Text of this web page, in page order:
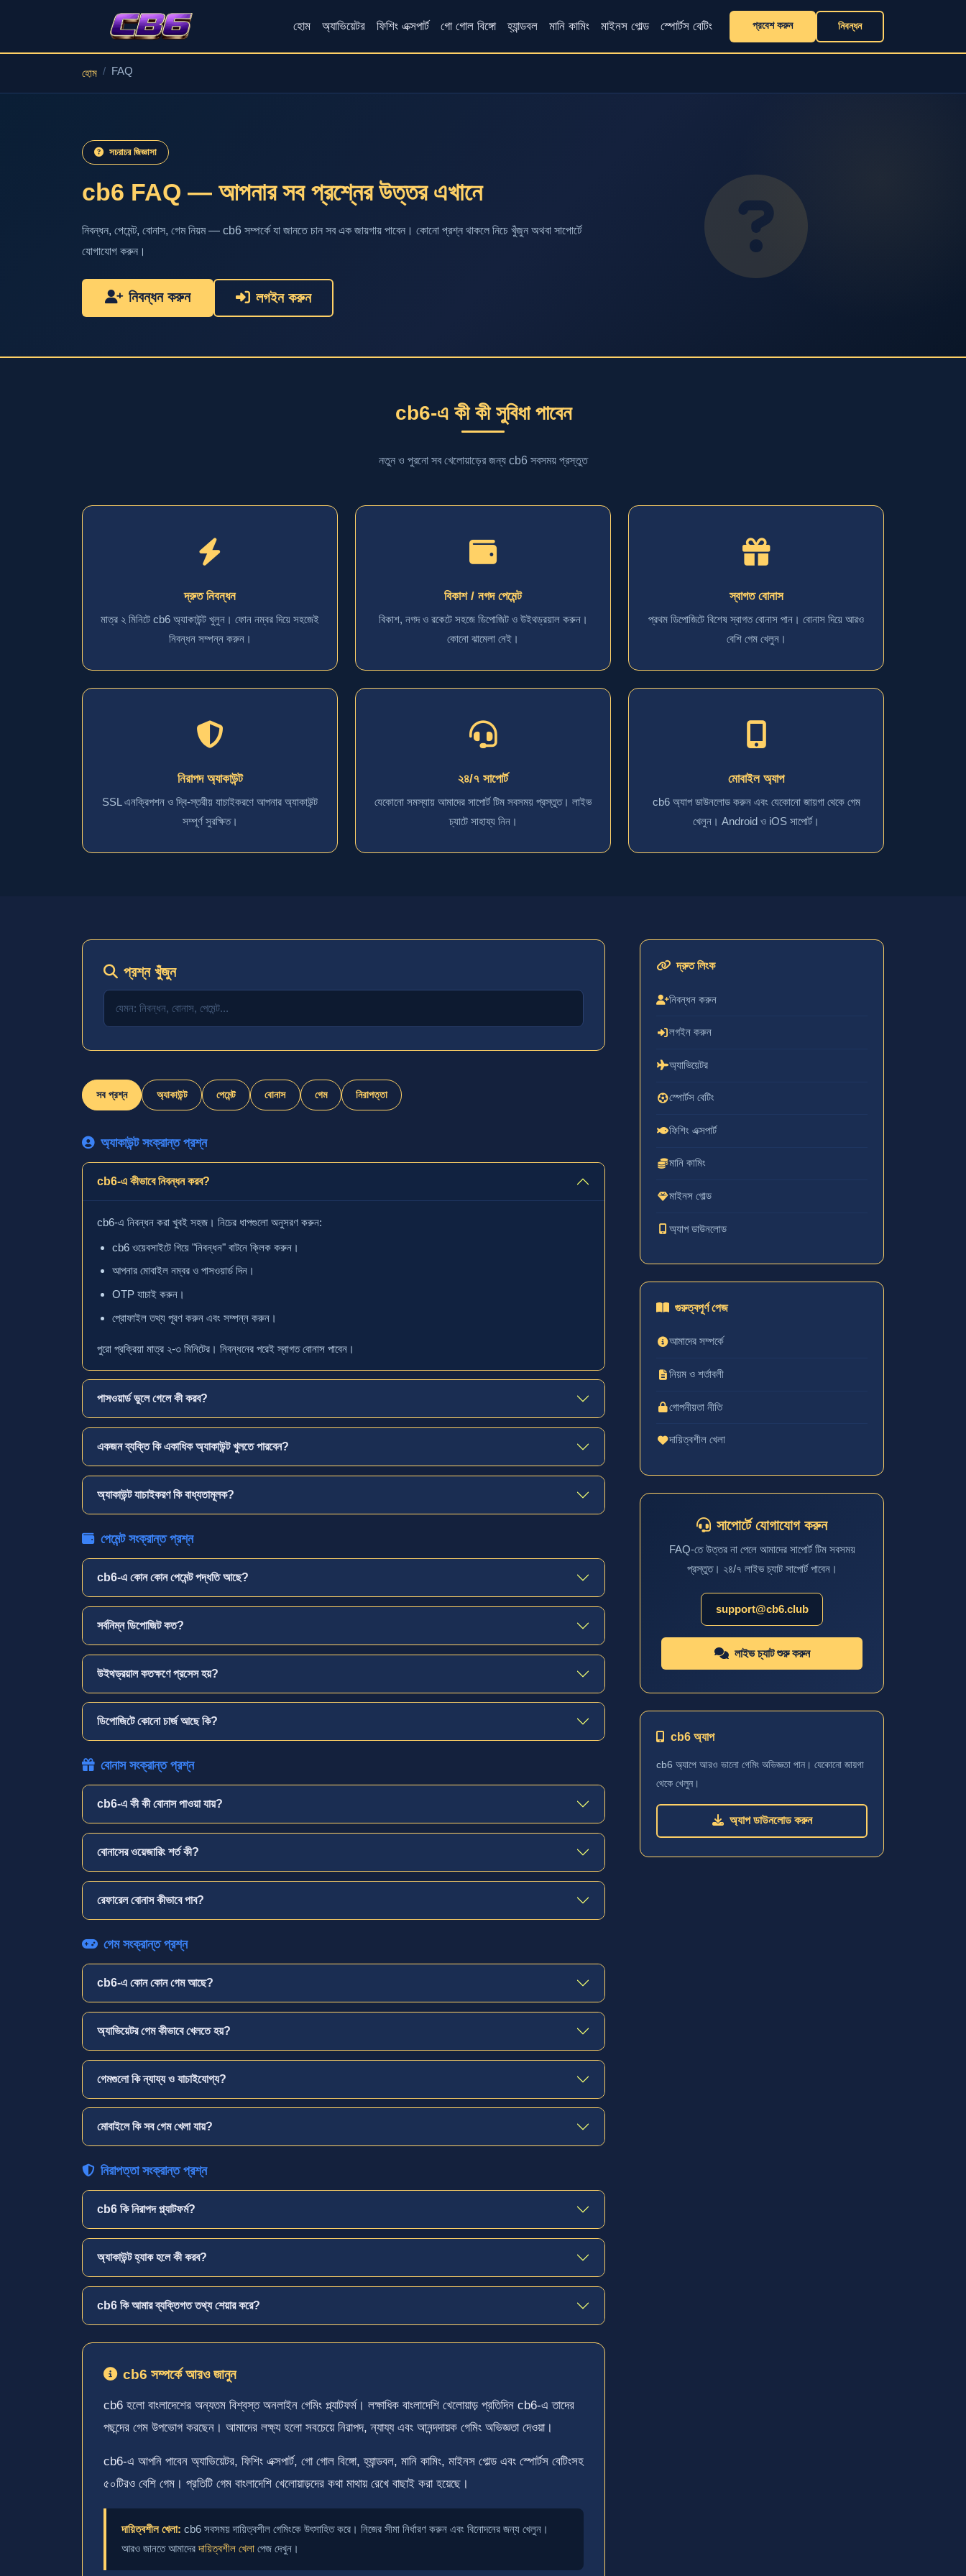
হোম অ্যাভিয়েটর ফিশিং এক্সপার্ট গো গোল বিঙ্গো হ্যান্ডবল মানি কামিং মাইনস গোল্ড স্পোর্টস বেটিং প্রবেশ করুন নিবন্ধন
হোম FAQ
সচরাচর জিজ্ঞাসা
cb6 FAQ — আপনার সব প্রশ্নের উত্তর এখানে
নিবন্ধন, পেমেন্ট, বোনাস, গেম নিয়ম — cb6 সম্পর্কে যা জানতে চান সব এক জায়গায় পাবেন। কোনো প্রশ্ন থাকলে নিচে খুঁজুন অথবা সাপোর্টে
যোগাযোগ করুন।
নিবন্ধন করুন লগইন করুন
cb6-এ কী কী সুবিধা পাবেন
নতুন ও পুরনো সব খেলোয়াড়ের জন্য cb6 সবসময় প্রস্তুত
দ্রুত নিবন্ধন
মাত্র ২ মিনিটে cb6 অ্যাকাউন্ট খুলুন। ফোন নম্বর দিয়ে সহজেই
নিবন্ধন সম্পন্ন করুন।
বিকাশ / নগদ পেমেন্ট
বিকাশ, নগদ ও রকেটে সহজে ডিপোজিট ও উইথড্রয়াল করুন।
কোনো ঝামেলা নেই।
স্বাগত বোনাস
প্রথম ডিপোজিটে বিশেষ স্বাগত বোনাস পান। বোনাস দিয়ে আরও
বেশি গেম খেলুন।
নিরাপদ অ্যাকাউন্ট
SSL এনক্রিপশন ও দ্বি-স্তরীয় যাচাইকরণে আপনার অ্যাকাউন্ট
সম্পূর্ণ সুরক্ষিত।
২৪/৭ সাপোর্ট
যেকোনো সমস্যায় আমাদের সাপোর্ট টিম সবসময় প্রস্তুত। লাইভ
চ্যাটে সাহায্য নিন।
মোবাইল অ্যাপ
cb6 অ্যাপ ডাউনলোড করুন এবং যেকোনো জায়গা থেকে গেম
খেলুন। Android ও iOS সাপোর্ট।
প্রশ্ন খুঁজুন
সব প্রশ্ন অ্যাকাউন্ট পেমেন্ট বোনাস গেম নিরাপত্তা
অ্যাকাউন্ট সংক্রান্ত প্রশ্ন
cb6-এ কীভাবে নিবন্ধন করব?
cb6-এ নিবন্ধন করা খুবই সহজ। নিচের ধাপগুলো অনুসরণ করুন:
cb6 ওয়েবসাইটে গিয়ে "নিবন্ধন" বাটনে ক্লিক করুন।
আপনার মোবাইল নম্বর ও পাসওয়ার্ড দিন।
OTP যাচাই করুন।
প্রোফাইল তথ্য পূরণ করুন এবং সম্পন্ন করুন।
পুরো প্রক্রিয়া মাত্র ২-৩ মিনিটের। নিবন্ধনের পরেই স্বাগত বোনাস পাবেন।
পাসওয়ার্ড ভুলে গেলে কী করব?
একজন ব্যক্তি কি একাধিক অ্যাকাউন্ট খুলতে পারবেন?
অ্যাকাউন্ট যাচাইকরণ কি বাধ্যতামূলক?
পেমেন্ট সংক্রান্ত প্রশ্ন
cb6-এ কোন কোন পেমেন্ট পদ্ধতি আছে?
সর্বনিম্ন ডিপোজিট কত?
উইথড্রয়াল কতক্ষণে প্রসেস হয়?
ডিপোজিটে কোনো চার্জ আছে কি?
বোনাস সংক্রান্ত প্রশ্ন
cb6-এ কী কী বোনাস পাওয়া যায়?
বোনাসের ওয়েজারিং শর্ত কী?
রেফারেল বোনাস কীভাবে পাব?
গেম সংক্রান্ত প্রশ্ন
cb6-এ কোন কোন গেম আছে?
অ্যাভিয়েটর গেম কীভাবে খেলতে হয়?
গেমগুলো কি ন্যায্য ও যাচাইযোগ্য?
মোবাইলে কি সব গেম খেলা যায়?
নিরাপত্তা সংক্রান্ত প্রশ্ন
cb6 কি নিরাপদ প্ল্যাটফর্ম?
অ্যাকাউন্ট হ্যাক হলে কী করব?
cb6 কি আমার ব্যক্তিগত তথ্য শেয়ার করে?
cb6 সম্পর্কে আরও জানুন
cb6 হলো বাংলাদেশের অন্যতম বিশ্বস্ত অনলাইন গেমিং প্ল্যাটফর্ম। লক্ষাধিক বাংলাদেশি খেলোয়াড় প্রতিদিন cb6-এ তাদের
পছন্দের গেম উপভোগ করছেন। আমাদের লক্ষ্য হলো সবচেয়ে নিরাপদ, ন্যায্য এবং আনন্দদায়ক গেমিং অভিজ্ঞতা দেওয়া।
cb6-এ আপনি পাবেন অ্যাভিয়েটর, ফিশিং এক্সপার্ট, গো গোল বিঙ্গো, হ্যান্ডবল, মানি কামিং, মাইনস গোল্ড এবং স্পোর্টস বেটিংসহ
৫০টিরও বেশি গেম। প্রতিটি গেম বাংলাদেশি খেলোয়াড়দের কথা মাথায় রেখে বাছাই করা হয়েছে।
দায়িত্বশীল খেলা: cb6 সবসময় দায়িত্বশীল গেমিংকে উৎসাহিত করে। নিজের সীমা নির্ধারণ করুন এবং বিনোদনের জন্য খেলুন।
আরও জানতে আমাদেরদায়িত্বশীল খেলাপেজ দেখুন।
দ্রুত লিংক
নিবন্ধন করুন
লগইন করুন
অ্যাভিয়েটর
স্পোর্টস বেটিং
ফিশিং এক্সপার্ট
মানি কামিং
মাইনস গোল্ড
অ্যাপ ডাউনলোড
গুরুত্বপূর্ণ পেজ
আমাদের সম্পর্কে
নিয়ম ও শর্তাবলী
গোপনীয়তা নীতি
দায়িত্বশীল খেলা
সাপোর্টে যোগাযোগ করুন
FAQ-তে উত্তর না পেলে আমাদের সাপোর্ট টিম সবসময়
প্রস্তুত। ২৪/৭ লাইভ চ্যাট সাপোর্ট পাবেন।
support@cb6.club
লাইভ চ্যাট শুরু করুন
cb6 অ্যাপ
cb6 অ্যাপে আরও ভালো গেমিং অভিজ্ঞতা পান। যেকোনো জায়গা
থেকে খেলুন।
অ্যাপ ডাউনলোড করুন